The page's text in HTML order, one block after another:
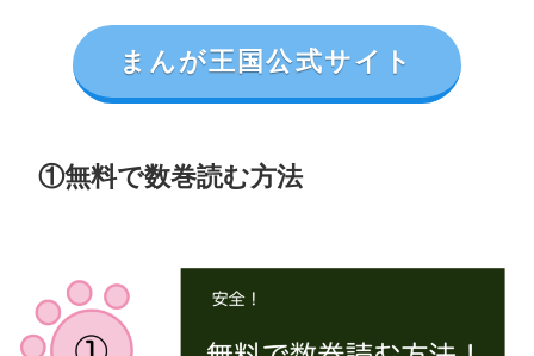
まんが王国公式サイト
①無料で数巻読む方法